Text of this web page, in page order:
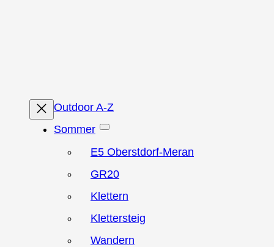
Outdoor A-Z
Sommer
E5 Oberstdorf-Meran
GR20
Klettern
Klettersteig
Wandern